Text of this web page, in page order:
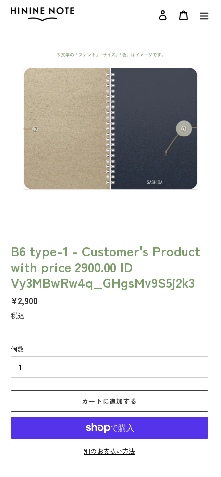
ログインカート
B6 type-1 - Customer's Product
with price 2900.00 ID
Vy3MBwRw4q_GHgsMv9S5j2k3
通
常
¥2,900
税込
個数
カートに追加する
別のお支払い方法